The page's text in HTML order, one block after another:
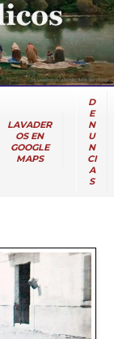
LAVADER
OS EN
GOOGLE
MAPS
D
E
N
U
N
CI
A
S